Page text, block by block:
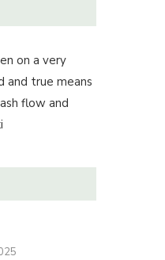
on a very
and true means
flow and